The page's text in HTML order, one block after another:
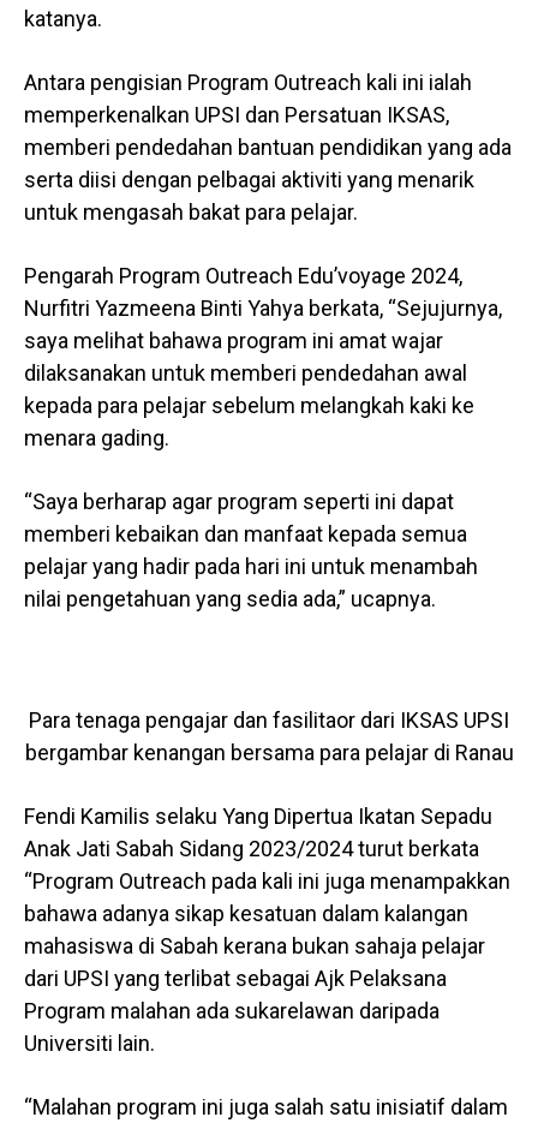
katanya.
Antara pengisian Program Outreach kali ini ialah
memperkenalkan UPSI dan Persatuan IKSAS,
memberi pendedahan bantuan pendidikan yang ada
serta diisi dengan pelbagai aktiviti yang menarik
untuk mengasah bakat para pelajar.
Pengarah Program Outreach Edu’voyage 2024,
Nurfitri Yazmeena Binti Yahya berkata, “Sejujurnya,
saya melihat bahawa program ini amat wajar
dilaksanakan untuk memberi pendedahan awal
kepada para pelajar sebelum melangkah kaki ke
menara gading.
“Saya berharap agar program seperti ini dapat
memberi kebaikan dan manfaat kepada semua
pelajar yang hadir pada hari ini untuk menambah
nilai pengetahuan yang sedia ada,” ucapnya.
Para tenaga pengajar dan fasilitaor dari IKSAS UPSI
bergambar kenangan bersama para pelajar di Ranau
Fendi Kamilis selaku Yang Dipertua Ikatan Sepadu
Anak Jati Sabah Sidang 2023/2024 turut berkata
“Program Outreach pada kali ini juga menampakkan
bahawa adanya sikap kesatuan dalam kalangan
mahasiswa di Sabah kerana bukan sahaja pelajar
dari UPSI yang terlibat sebagai Ajk Pelaksana
Program malahan ada sukarelawan daripada
Universiti lain.
“Malahan program ini juga salah satu inisiatif dalam